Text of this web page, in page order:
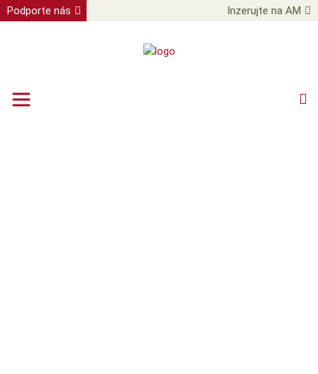
Podporte nás Inzerujte na AM